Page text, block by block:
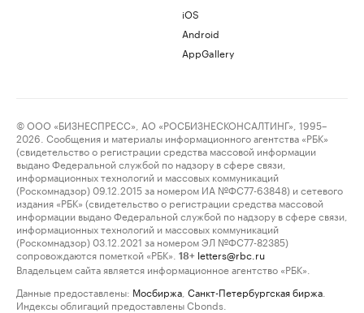
iOS
Android
AppGallery
© ООО «БИЗНЕСПРЕСС», АО «РОСБИЗНЕСКОНСАЛТИНГ», 1995–
2026. Сообщения и материалы информационного агентства «РБК»
(свидетельство о регистрации средства массовой информации
выдано Федеральной службой по надзору в сфере связи,
информационных технологий и массовых коммуникаций
(Роскомнадзор) 09.12.2015 за номером ИА №ФС77-63848) и сетевого
издания «РБК» (свидетельство о регистрации средства массовой
информации выдано Федеральной службой по надзору в сфере связи,
информационных технологий и массовых коммуникаций
(Роскомнадзор) 03.12.2021 за номером ЭЛ №ФС77-82385)
сопровождаются пометкой «РБК».
18+ letters@rbc.ru
Владельцем сайта является информационное агентство «РБК».
Данные предоставлены: Мосбиржа Санкт-Петербургская биржа
Индексы облигаций предоставлены Cbonds.